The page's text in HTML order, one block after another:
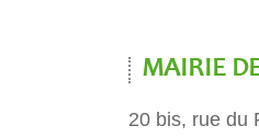
MAIRIE
20 bis, rue du